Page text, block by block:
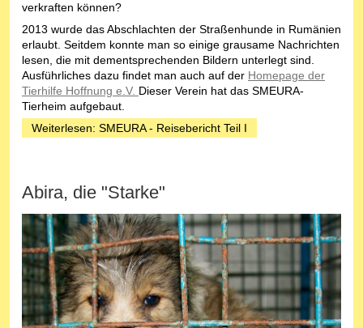
verkraften können?
2013 wurde das Abschlachten der Straßenhunde in Rumänien
erlaubt. Seitdem konnte man so einige grausame Nachrichten
lesen, die mit dementsprechenden Bildern unterlegt sind.
Ausführliches dazu findet man auch auf der Homepage der
Tierhilfe Hoffnung e.V. Dieser Verein hat das SMEURA-
Tierheim aufgebaut.
Weiterlesen: SMEURA - Reisebericht Teil I
Abira, die "Starke"